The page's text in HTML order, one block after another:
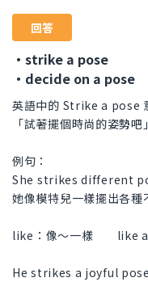
回答
・strike a pose
・decide on a pose
英語中的 Strike a pose
「試著擺個時尚的姿勢吧
例句：
She strikes different
她像模特兒一樣擺出各種
like：像～一樣 like a
He strikes a joyful